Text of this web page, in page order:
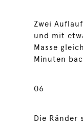
Zwei
und mit
Masse
Minuten
06
Die